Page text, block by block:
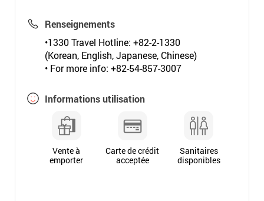
Renseignements
•1330 Travel Hotline: +82-2-1330
(Korean, English, Japanese, Chinese)
• For more info: +82-54-857-3007
Informations utilisation
Vente à
emporter
Carte de crédit
acceptée
Sanitaires
disponibles